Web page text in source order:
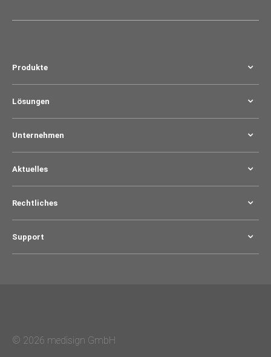
Produkte
Lösungen
Unternehmen
Aktuelles
Rechtliches
Support
© 2026 medisign GmbH